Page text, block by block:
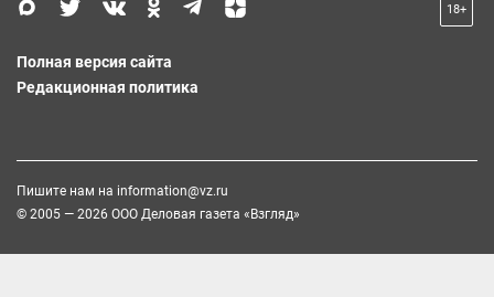
18+
Полная версия сайта
Редакционная политика
Пишите нам на information@vz.ru
© 2005 — 2026 ООО Деловая газета «Взгляд»